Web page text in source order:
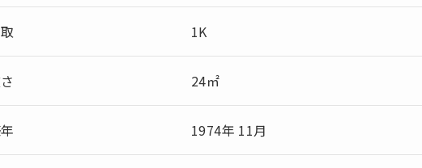
1K
24㎡
1974年 11月